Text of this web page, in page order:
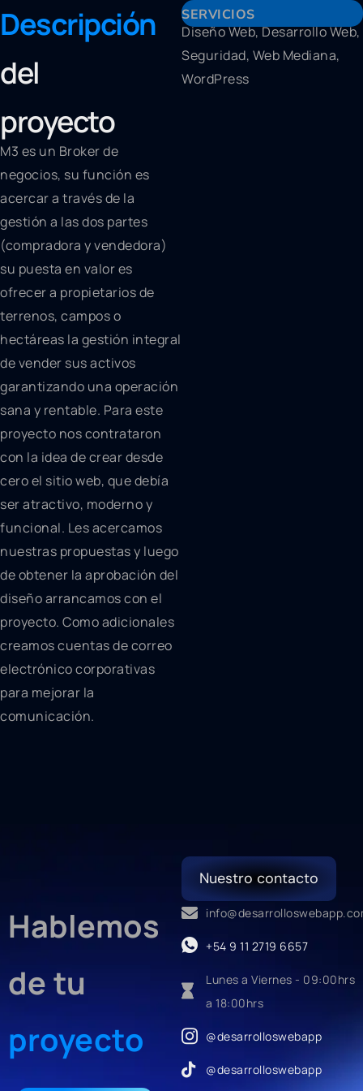
Descripción
del
proyecto
M3 es un Broker de
negocios, su función es
acercar a través de la
gestión a las dos partes
(compradora y vendedora)
su puesta en valor es
ofrecer a propietarios de
terrenos, campos o
hectáreas la gestión integral
de vender sus activos
garantizando una operación
sana y rentable. Para este
proyecto nos contrataron
con la idea de crear desde
cero el sitio web, que debía
ser atractivo, moderno y
funcional. Les acercamos
nuestras propuestas y luego
de obtener la aprobación del
diseño arrancamos con el
proyecto. Como adicionales
creamos cuentas de correo
electrónico corporativas
para mejorar la
comunicación.
SERVICIOS
Diseño Web, Desarrollo Web,
Seguridad, Web Mediana,
WordPress
Hablemos
de tu
proyecto
Nuestro contacto
+54 9 11 2719 6657
Lunes a Viernes - 09:00hrs
a 18:00hrs
@desarrolloswebapp
@desarrolloswebapp